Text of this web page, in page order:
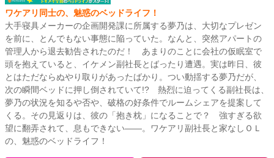
ワケアリ同士の、魅惑のベッドライフ！
大手寝具メーカーの企画開発課に所属する夢乃は、大切なプレゼン
を前に、とんでもない事態に陥っていた。なんと、突然アパートの
管理人から退去勧告されたのだ！ あまりのことに会社の仮眠室で
頭を抱えていると、イケメン副社長とばったり遭遇。実は昨日、彼
とはただならぬやり取りがあったばかり。つい動揺する夢乃だが、
次の瞬間ベッドに押し倒されていて!? 熱烈に迫ってくる副社長は、
夢乃の状況を知るや否や、破格の好条件でルームシェアを提案して
くる。その見返りは、彼の「抱き枕」になることで？ 強すぎる欲
望に翻弄されて、息もできない――。ワケアリ副社長と家なしＯＬ
の、魅惑のベッドライフ！